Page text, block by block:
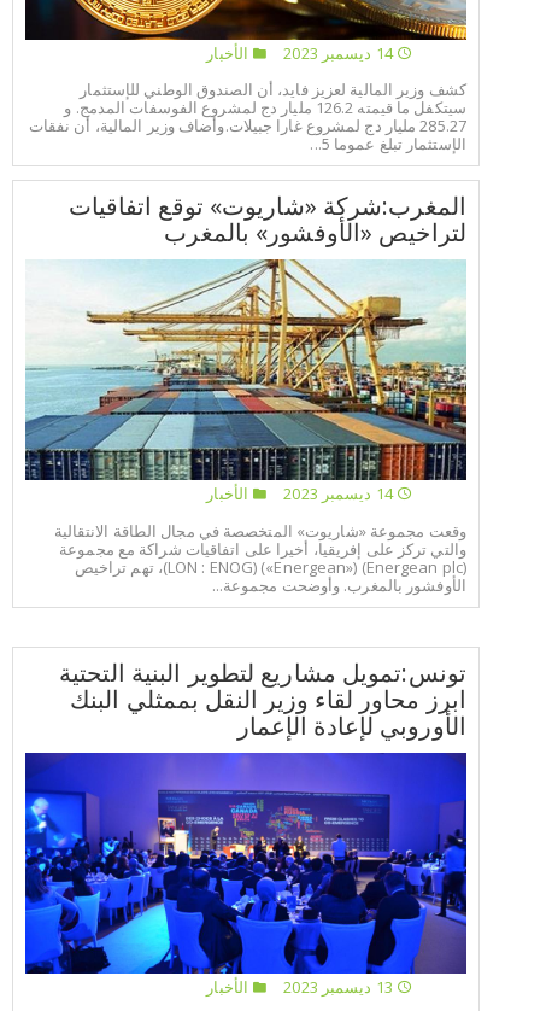
14 ديسمبر 2023
الأخبار
كشف وزير المالية لعزيز فايد، أن الصندوق الوطني للإستثمار
سيتكفل ما قيمته 126.2 مليار دج لمشروع الفوسفات المدمج. و
285.27 مليار دج لمشروع غارا جبيلات.وأضاف وزير المالية، أن نفقات
الإستثمار تبلغ عموما 5...
المغرب:شركة «شاريوت» توقع اتفاقيات
لتراخيص «الأوفشور» بالمغرب
14 ديسمبر 2023
الأخبار
وقعت مجموعة «شاريوت» المتخصصة في مجال الطاقة الانتقالية
والتي تركز على إفريقيا، أخيرا على اتفاقيات شراكة مع مجموعة
(Energean plc) («Energean») (LON : ENOG)، تهم تراخيص
الأوفشور بالمغرب. وأوضحت مجموعة...
تونس:تمويل مشاريع لتطوير البنية التحتية
ابرز محاور لقاء وزير النقل بممثلي البنك
الأوروبي لإعادة الإعمار
الأخبار